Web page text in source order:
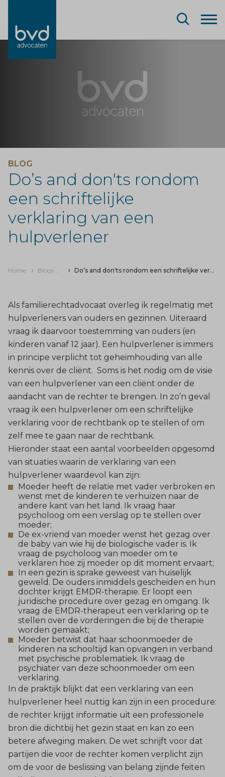
BLOG
Do’s and don'ts rondom
een schriftelijke
verklaring van een
hulpverlener
Home Do’s and don'ts rondom een schriftelijke verklaring van een hulpverlener
Als familierechtadvocaat overleg ik regelmatig met
hulpverleners van ouders en gezinnen. Uiteraard
vraag ik daarvoor toestemming van ouders (en
kinderen vanaf 12 jaar). Een hulpverlener is immers
in principe verplicht tot geheimhouding van alle
kennis over de cliënt. Soms is het nodig om de visie
van een hulpverlener van een cliënt onder de
aandacht van de rechter te brengen. In zo’n geval
vraag ik een hulpverlener om een schriftelijke
verklaring voor de rechtbank op te stellen of om
zelf mee te gaan naar de rechtbank.
Hieronder staat een aantal voorbeelden opgesomd
van situaties waarin de verklaring van een
hulpverlener waardevol kan zijn:
Moeder heeft de relatie met vader verbroken en
wenst met de kinderen te verhuizen naar de
andere kant van het land. Ik vraag haar
psycholoog om een verslag op te stellen over
moeder;
De ex-vriend van moeder wenst het gezag over
de baby van wie hij de biologische vader is. Ik
vraag de psycholoog van moeder om te
verklaren hoe zij moeder op dit moment ervaart;
In een gezin is sprake geweest van huiselijk
geweld. De ouders inmiddels gescheiden en hun
dochter krijgt EMDR-therapie. Er loopt een
juridische procedure over gezag en omgang. Ik
vraag de EMDR-therapeut een verklaring op te
stellen over de vorderingen die bij de therapie
worden gemaakt;
Moeder betwist dat haar schoonmoeder de
kinderen na schooltijd kan opvangen in verband
met psychische problematiek. Ik vraag de
psychiater van deze schoonmoeder om een
verklaring.
In de praktijk blijkt dat een verklaring van een
hulpverlener heel nuttig kan zijn in een procedure:
de rechter krijgt informatie uit een professionele
bron die dichtbij het gezin staat en kan zo een
betere afweging maken. De wet schrijft voor dat
partijen die voor de rechter komen verplicht zijn
om de voor de beslissing van belang zijnde feiten